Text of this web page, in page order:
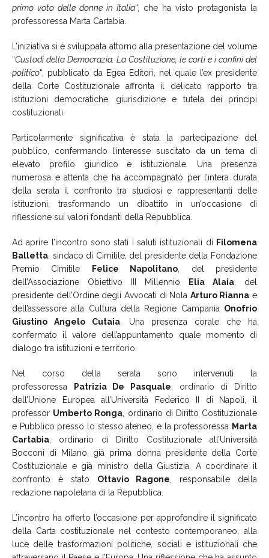
primo voto delle donne in Italia“, che ha visto protagonista la
professoressa Marta Cartabia.
L’iniziativa si è sviluppata attorno alla presentazione del volume
“Custodi della Democrazia. La Costituzione, le corti e i confini del
politico“, pubblicato da Egea Editori, nel quale l’ex presidente
della Corte Costituzionale affronta il delicato rapporto tra
istituzioni democratiche, giurisdizione e tutela dei principi
costituzionali.
Particolarmente significativa è stata la partecipazione del
pubblico, confermando l’interesse suscitato da un tema di
elevato profilo giuridico e istituzionale. Una presenza
numerosa e attenta che ha accompagnato per l’intera durata
della serata il confronto tra studiosi e rappresentanti delle
istituzioni, trasformando un dibattito in un’occasione di
riflessione sui valori fondanti della Repubblica.
Ad aprire l’incontro sono stati i saluti istituzionali di Filomena
Balletta , sindaco di Cimitile, del presidente della Fondazione
Premio Cimitile
Felice Napolitano , del presidente
dell’Associazione Obiettivo III Millennio
Elia Alaia , del
presidente dell’Ordine degli Avvocati di Nola Arturo Rianna e
dell’assessore alla Cultura della Regione Campania Onofrio
Giustino Angelo Cutaia . Una presenza corale che ha
confermato il valore dell’appuntamento quale momento di
dialogo tra istituzioni e territorio.
Nel corso della serata sono intervenuti la
professoressa
Patrizia De Pasquale , ordinario di Diritto
dell’Unione Europea all’Università Federico II di Napoli, il
professor Umberto Ronga , ordinario di Diritto Costituzionale
e Pubblico presso lo stesso ateneo, e la professoressa Marta
Cartabia , ordinario di Diritto Costituzionale all’Università
Bocconi di Milano, già prima donna presidente della Corte
Costituzionale e già ministro della Giustizia. A coordinare il
confronto è stato Ottavio Ragone , responsabile della
redazione napoletana di la Repubblica.
L’incontro ha offerto l’occasione per approfondire il significato
della Carta costituzionale nel contesto contemporaneo, alla
luce delle trasformazioni politiche, sociali e istituzionali che